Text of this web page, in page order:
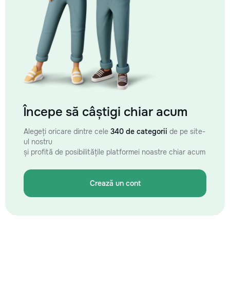
Începe să câștigi chiar acum
Alegeți oricare dintre cele 340 de categorii de pe site-
ul nostru
și profită de posibilitățile platformei noastre chiar acum
Crează un cont